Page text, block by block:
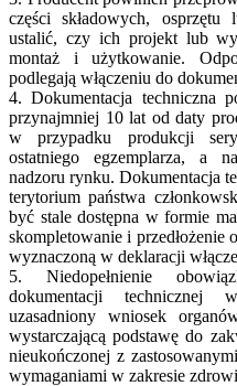
części składowych,
ustalić, czy ich projekt lub
montaż i użytkowanie.
podlegają włączeniu do
4. Dokumentacja techniczna
przynajmniej 10 lat od daty
w przypadku produkcji
ostatniego egzemplarza, a
nadzoru rynku. Dokumentacja
terytorium państwa
być stale dostępna w formie
skompletowanie i przedłożenie
wyznaczoną w deklaracji
5. Niedopełnienie
dokumentacji technicznej
uzasadniony wniosek
wystarczającą podstawę do
nieukończonej z
wymaganiami w zakresie